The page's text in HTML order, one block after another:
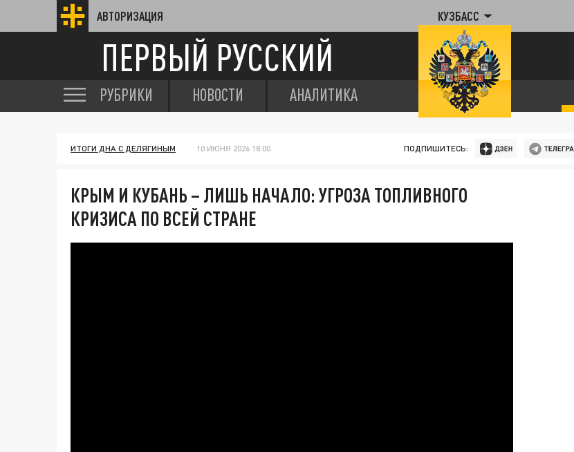
АВТОРИЗАЦИЯ КУЗБАСС
ПЕРВЫЙ РУССКИЙ
РУБРИКИ НОВОСТИ АНАЛИТИКА
ИТОГИ ДНА С ДЕЛЯГИНЫМ 10 ИЮНЯ 2026 18:00 ПОДПИШИТЕСЬ:
КРЫМ И КУБАНЬ – ЛИШЬ НАЧАЛО: УГРОЗА ТОПЛИВНОГО
КРИЗИСА ПО ВСЕЙ СТРАНЕ